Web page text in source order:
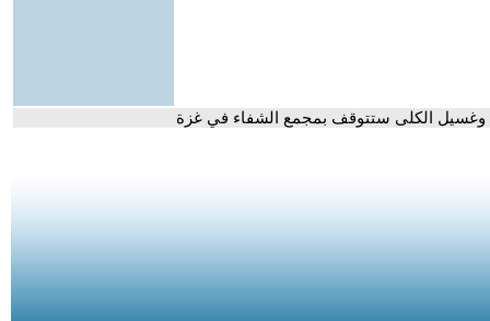
وغسيل الكلى ستتوقف بمجمع الشفاء في غزة